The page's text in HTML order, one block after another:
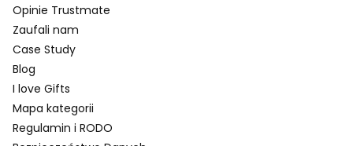
Opinie Trustmate
Zaufali nam
Case Study
Blog
I love Gifts
Mapa kategorii
Regulamin i RODO